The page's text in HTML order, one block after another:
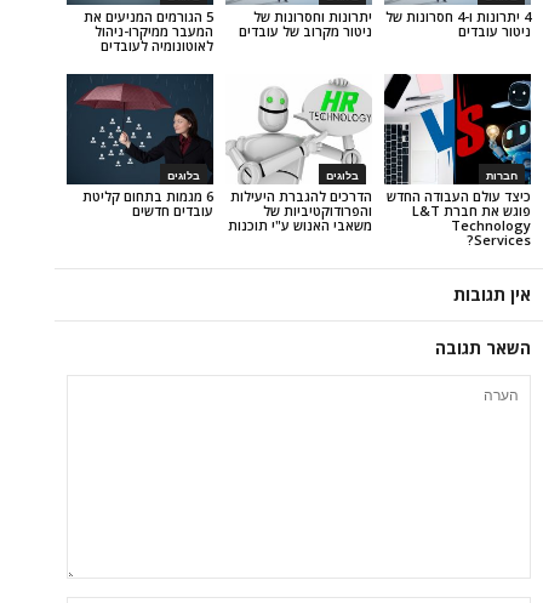
5 הגורמים המניעים את
המעבר ממיקרו-ניהול
לאוטונומיה לעובדים
יתרונות וחסרונות של
ניטור מקרוב של עובדים
ו-4 חסרונות של
בלוגים
6 מגמות בתחום קליטת
עובדים חדשים
בלוגים
הדרכים להגברת היעילות
והפרודוקטיביות של
משאבי האנוש ע"י תוכנות
החדש
פוגש את חברת L&T